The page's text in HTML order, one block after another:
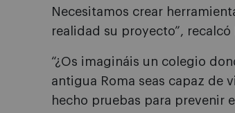
Necesitamos crear
realidad su proyecto”, recalcó
“¿Os imagináis un colegio
antigua Roma seas capaz de
hecho pruebas para prevenir el